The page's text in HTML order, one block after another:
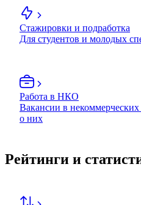
Стажировки и подработка
Для студентов и молодых
Работа в НКО
Вакансии в некоммерческих
о них
Рейтинги и